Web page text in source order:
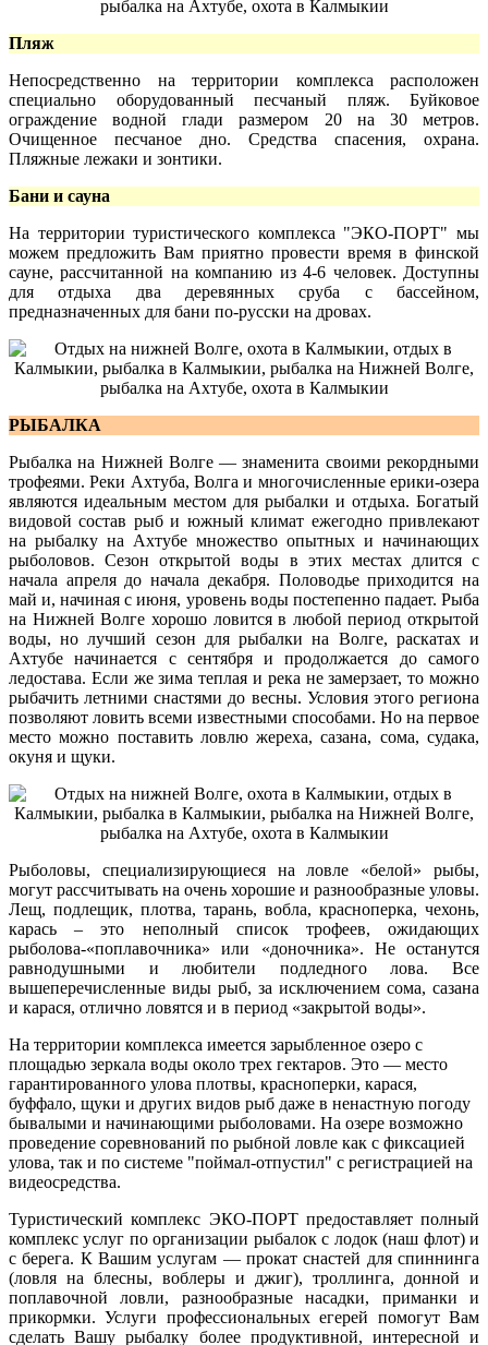
Пляж
Непосредственно на территории комплекса расположен
специально оборудованный песчаный пляж. Буйковое
ограждение водной глади размером 20 на 30 метров.
Очищенное песчаное дно. Средства спасения, охрана.
Пляжные лежаки и зонтики.
Бани и сауна
На территории туристического комплекса "ЭКО-ПОРТ" мы
можем предложить Вам приятно провести время в финской
сауне, рассчитанной на компанию из 4-6 человек. Доступны
для отдыха два деревянных сруба с бассейном,
предназначенных для бани по-русски на дровах.
РЫБАЛКА
Рыбалка на Нижней Волге — знаменита своими рекордными
трофеями. Реки Ахтуба, Волга и многочисленные ерики-озера
являются идеальным местом для рыбалки и отдыха. Богатый
видовой состав рыб и южный климат ежегодно привлекают
на рыбалку на Ахтубе множество опытных и начинающих
рыболовов. Сезон открытой воды в этих местах длится с
начала апреля до начала декабря. Половодье приходится на
май и, начиная с июня, уровень воды постепенно падает. Рыба
на Нижней Волге хорошо ловится в любой период открытой
воды, но лучший сезон для рыбалки на Волге, раскатах и
Ахтубе начинается с сентября и продолжается до самого
ледостава. Если же зима теплая и река не замерзает, то можно
рыбачить летними снастями до весны. Условия этого региона
позволяют ловить всеми известными способами. Но на первое
место можно поставить ловлю жереха, сазана, сома, судака,
окуня и щуки.
Рыболовы, специализирующиеся на ловле «белой» рыбы,
могут рассчитывать на очень хорошие и разнообразные уловы.
Лещ, подлещик, плотва, тарань, вобла, красноперка, чехонь,
карась – это неполный список трофеев, ожидающих
рыболова-«поплавочника» или «доночника». Не останутся
равнодушными и любители подледного лова. Все
вышеперечисленные виды рыб, за исключением сома, сазана
и карася, отлично ловятся и в период «закрытой воды».
На территории комплекса имеется зарыбленное озеро с
площадью зеркала воды около трех гектаров. Это — место
гарантированного улова плотвы, красноперки, карася,
буффало, щуки и других видов рыб даже в ненастную погоду
бывалыми и начинающими рыболовами. На озере возможно
проведение соревнований по рыбной ловле как с фиксацией
улова, так и по системе "поймал-отпустил" с регистрацией на
видеосредства.
Туристический комплекс ЭКО-ПОРТ предоставляет полный
комплекс услуг по организации рыбалок с лодок (наш флот) и
с берега. К Вашим услугам — прокат снастей для спиннинга
(ловля на блесны, воблеры и джиг), троллинга, донной и
поплавочной ловли, разнообразные насадки, приманки и
прикормки. Услуги профессиональных егерей помогут Вам
сделать Вашу рыбалку более продуктивной, интересной и